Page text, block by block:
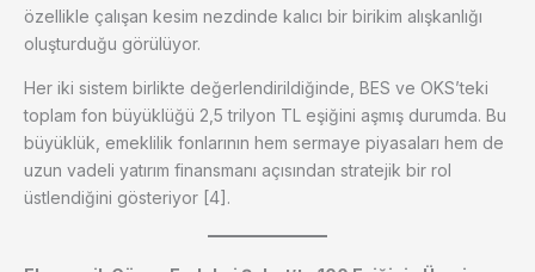
özellikle çalışan kesim nezdinde kalıcı bir birikim alışkanlığı
oluşturduğu görülüyor.
Her iki sistem birlikte değerlendirildiğinde, BES ve OKS’teki
toplam fon büyüklüğü 2,5 trilyon TL eşiğini aşmış durumda. Bu
büyüklük, emeklilik fonlarının hem sermaye piyasaları hem de
uzun vadeli yatırım finansmanı açısından stratejik bir rol
üstlendiğini gösteriyor [4].